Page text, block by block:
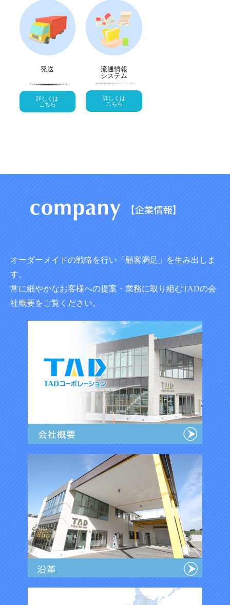
発送
詳しくは
こちら
流通情報
システム
詳しくは
こちら
オーダーメイドの戦略を行い「顧客満足」を生み出しま
す。
常に細やかなお客様への提案・業務に取り組むTADの会
社概要をご覧ください。